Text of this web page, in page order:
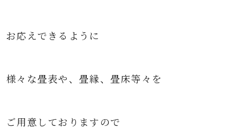
お応えできるように
様々な畳表や、畳縁、畳床等々を
ご用意しておりますので